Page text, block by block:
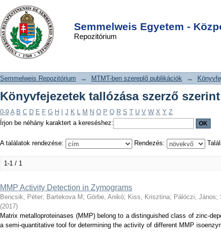
Semmelweis Egyetem -
Repozitórium
Könyvfejezetek tallózása szerző
szerint "Bartekova M"
DSpace/Manakin Repository
Semmelweis Repozitórium → MTMT-ben szereplő publikációk →
Könyvfejezetek tallózása szerző
0-9 A B C D E F G H J K L M N O P Q R S T U V W X Y Z
Írjon be néhány karaktert a kereséshez:
A találatok rendezése: Rendezés:
1-1 / 1
MMP Activity Detection in Zymograms
Bencsik, Péter; Bartekova M ; Görbe, Anikó; Kiss, Krisztina; Pálóczi, János;
(2017)
Matrix metalloproteinases (MMP) belong to a distinguished class of zinc-
a semi-quantitative tool for determining the activity of different MMP